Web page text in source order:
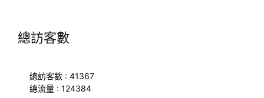
總訪客數
總訪客數 : 41367
總流量 : 124384